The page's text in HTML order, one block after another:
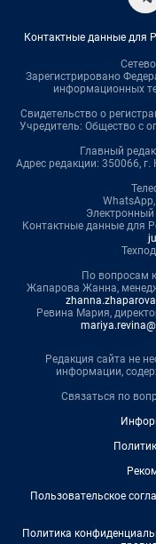
Контактные данные для
Зарегистрировано
информационных
Свидетельство о
Учредитель: Общество с
Главный
Адрес редакции: 350066,
Электронный
Контактные данные для
По вопросам
Жапарова Жанна,
Ревина Мария,
Редакция сайта не
информации,
Связаться по
Пользовательское
Политика